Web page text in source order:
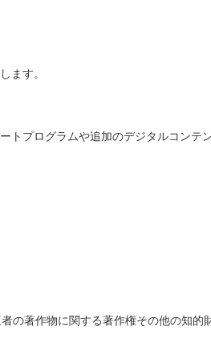
ます。
トプログラムや追加のデジタルコンテ
著作物に関する著作権その他の知的財